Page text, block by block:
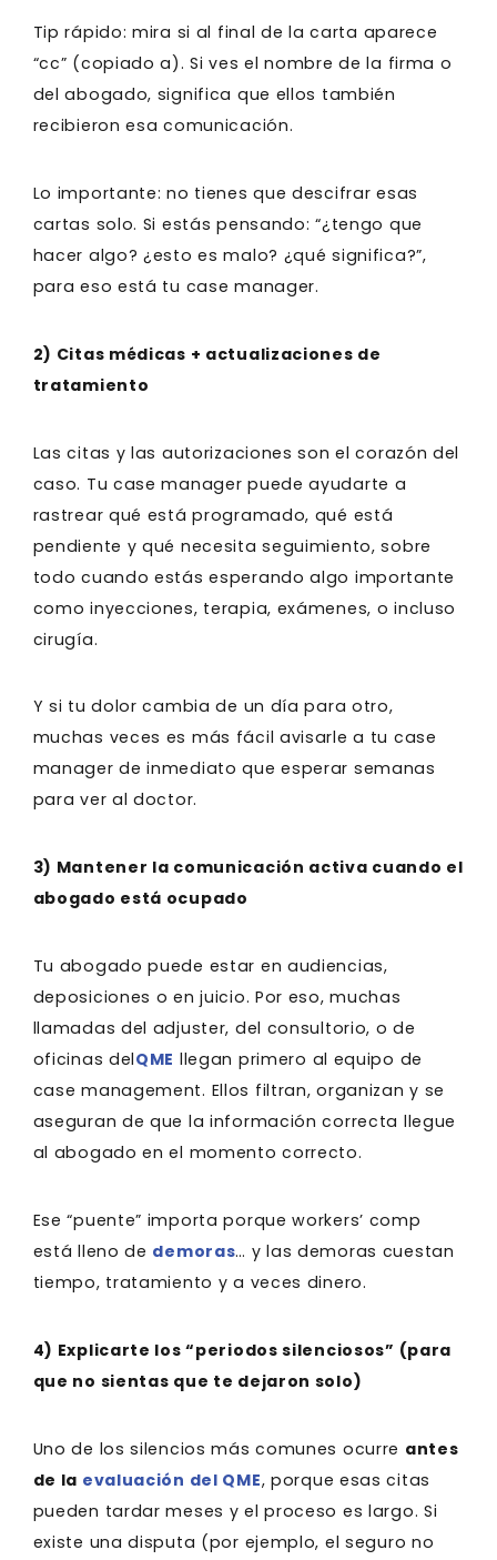
Tip rápido: mira si al final de la carta aparece
“cc” (copiado a). Si ves el nombre de la firma o
del abogado, significa que ellos también
recibieron esa comunicación.
Lo importante: no tienes que descifrar esas
cartas solo. Si estás pensando: “¿tengo que
hacer algo? ¿esto es malo? ¿qué significa?”,
para eso está tu case manager.
2) Citas médicas + actualizaciones de
tratamiento
Las citas y las autorizaciones son el corazón del
caso. Tu case manager puede ayudarte a
rastrear qué está programado, qué está
pendiente y qué necesita seguimiento, sobre
todo cuando estás esperando algo importante
como inyecciones, terapia, exámenes, o incluso
cirugía.
Y si tu dolor cambia de un día para otro,
muchas veces es más fácil avisarle a tu case
manager de inmediato que esperar semanas
para ver al doctor.
3) Mantener la comunicación activa cuando el
abogado está ocupado
Tu abogado puede estar en audiencias,
deposiciones o en juicio. Por eso, muchas
llamadas del adjuster, del consultorio, o de
oficinas delQME llegan primero al equipo de
case management. Ellos filtran, organizan y se
aseguran de que la información correcta llegue
al abogado en el momento correcto.
Ese “puente” importa porque workers’ comp
está lleno de demoras… y las demoras cuestan
tiempo, tratamiento y a veces dinero.
4) Explicarte los “periodos silenciosos” (para
que no sientas que te dejaron solo)
Uno de los silencios más comunes ocurre antes
de la evaluación del QME, porque esas citas
pueden tardar meses y el proceso es largo. Si
existe una disputa (por ejemplo, el seguro no